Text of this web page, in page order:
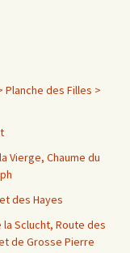
Planche des Filles >
Vierge, Chaume du
des Hayes
Sclucht, Route des
de Grosse Pierre